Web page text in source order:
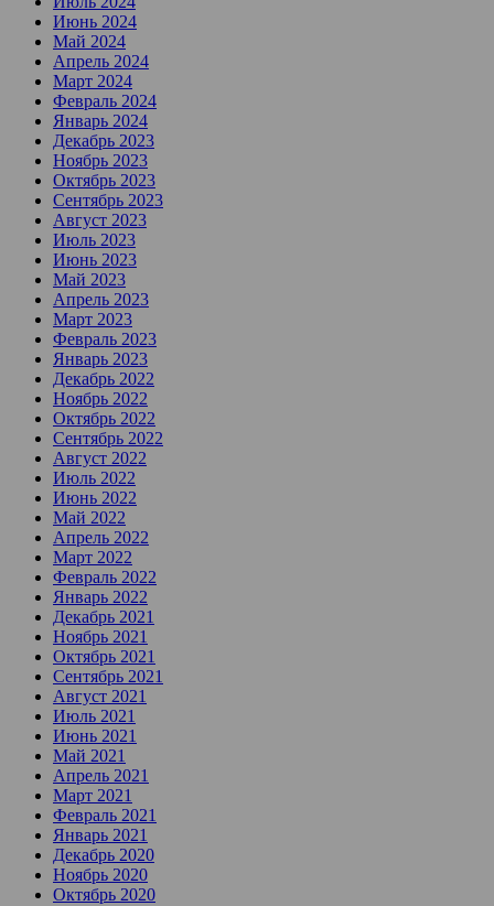
Июнь 2024
Май 2024
Апрель 2024
Март 2024
Февраль 2024
Январь 2024
Декабрь 2023
Ноябрь 2023
Октябрь 2023
Сентябрь 2023
Август 2023
Июль 2023
Июнь 2023
Май 2023
Апрель 2023
Март 2023
Февраль 2023
Январь 2023
Декабрь 2022
Ноябрь 2022
Октябрь 2022
Сентябрь 2022
Август 2022
Июль 2022
Июнь 2022
Май 2022
Апрель 2022
Март 2022
Февраль 2022
Январь 2022
Декабрь 2021
Ноябрь 2021
Октябрь 2021
Сентябрь 2021
Август 2021
Июль 2021
Июнь 2021
Май 2021
Апрель 2021
Март 2021
Февраль 2021
Январь 2021
Декабрь 2020
Ноябрь 2020
Октябрь 2020